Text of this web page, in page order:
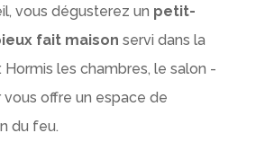
vous dégusterez un petit-
fait maison servi dans la
Hormis les chambres, le salon -
vous offre un espace de
du feu.